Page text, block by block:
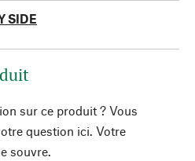
SIDE
sur ce produit ? Vous
question ici. Votre
souvre.